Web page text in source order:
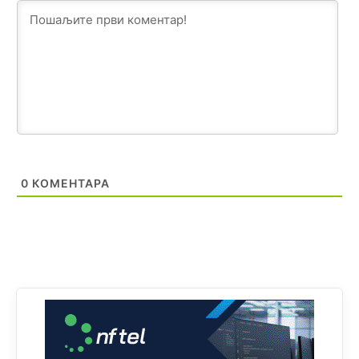
0 КОМЕНТАРА
Анонимно2808202 8/6/2026 1:38
pusti ih ciganija...pocetkom ovog vjeka,neko rece za
Radovana i Ratka kaki su oni srbi...i poce dalje da
besjedi znam ja dobro sta je bilo u Ag-ci...